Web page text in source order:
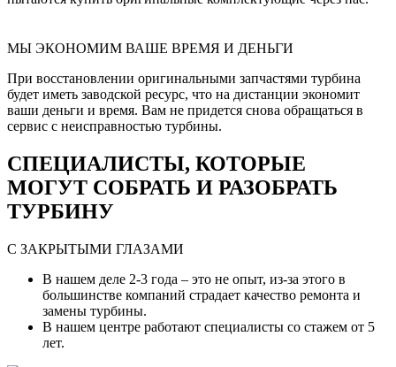
МЫ ЭКОНОМИМ ВАШЕ ВРЕМЯ И ДЕНЬГИ
При восстановлении оригинальными запчастями турбина
будет иметь заводской ресурс, что на дистанции экономит
ваши деньги и время. Вам не придется снова обращаться в
сервис с неисправностью турбины.
СПЕЦИАЛИСТЫ, КОТОРЫЕ
МОГУТ СОБРАТЬ И РАЗОБРАТЬ
ТУРБИНУ
С ЗАКРЫТЫМИ ГЛАЗАМИ
В нашем деле 2-3 года – это не опыт, из-за этого в
большинстве компаний страдает качество ремонта и
замены турбины.
В нашем центре работают специалисты со стажем от 5
лет.